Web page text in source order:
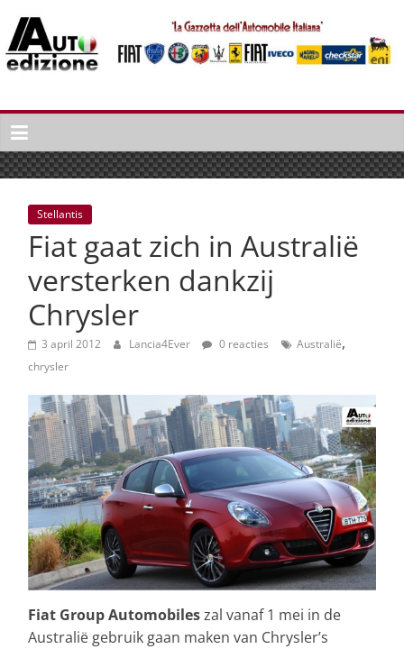
naar
inhoud
Auto
Edizione
La
Gazetta
dell'Automobile
Italiana
autonieuws
lifestyle
Stellantis
Fiat gaat zich in Australië
versterken dankzij
Chrysler
3 april 2012 Lancia4Ever 0 reacties Australië,
chrysler
Fiat Group Automobileszal vanaf 1 mei in de
Australië gebruik gaan maken van Chrysler’s